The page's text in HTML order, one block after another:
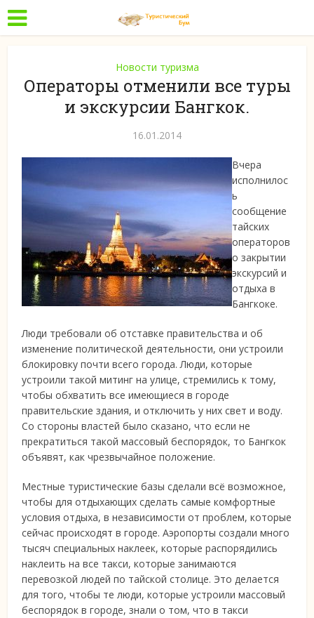
Новости туризма
Операторы отменили все туры
и экскурсии Бангкок.
16.01.2014
Вчера
исполнилос
ь
сообщение
тайских
операторов
о закрытии
экскурсий и
отдыха в
Бангкоке.
Люди требовали об отставке правительства и об
изменение политической деятельности, они устроили
блокировку почти всего города. Люди, которые
устроили такой митинг на улице, стремились к тому,
чтобы обхватить все имеющиеся в городе
правительские здания, и отключить у них свет и воду.
Со стороны властей было сказано, что если не
прекратиться такой массовый беспорядок, то Бангкок
объявят, как чрезвычайное положение.
Местные туристические базы сделали всё возможное,
чтобы для отдыхающих сделать самые комфортные
условия отдыха, в независимости от проблем, которые
сейчас происходят в городе. Аэропорты создали много
тысяч специальных наклеек, которые распорядились
наклеить на все такси, которые занимаются
перевозкой людей по тайской столице. Это делается
для того, чтобы те люди, которые устроили массовый
беспорядок в городе, знали о том, что в такси